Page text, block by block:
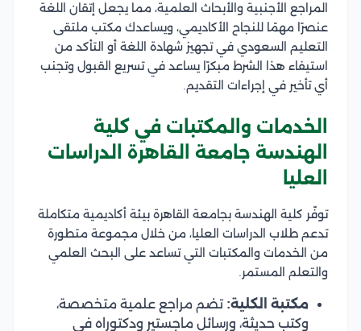
المراجع الأجنبية والأبحاث العلمية، مما يجعل إتقان اللغة
عنصرًا مهمًا للنجاح الأكاديمي، ويساعدك مكتب ملتقى
التعليم السعودي في تجهيز شهادة اللغة أو التأكد من
استيفاء هذا الشرط مبكرًا يساعد في تسريع القبول وتجنب
أي تأخير في إجراءات التقديم.
الخدمات والمكتبات في كلية
الهندسة جامعة القاهرة الدراسات
العليا
توفّر كلية الهندسة بجامعة القاهرة بيئة أكاديمية متكاملة
تدعم طلاب الدراسات العليا، من خلال مجموعة متطورة
من الخدمات والمكتبات التي تساعد على البحث العلمي
والتعلم المستمر.
مكتبة الكلية: تضم مراجع علمية متخصصة،
وكتب حديثة، ورسائل ماجستير ودكتوراه في